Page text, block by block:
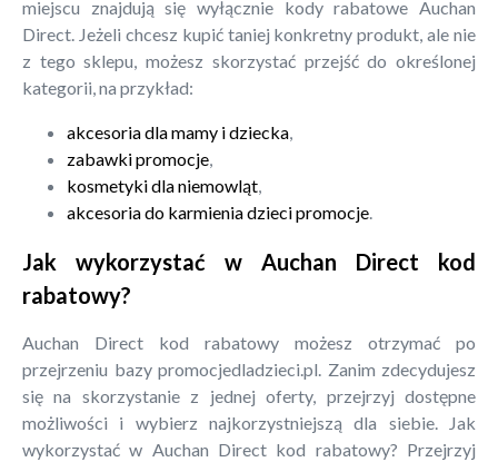
miejscu znajdują się wyłącznie kody rabatowe Auchan
Direct. Jeżeli chcesz kupić taniej konkretny produkt, ale nie
z tego sklepu, możesz skorzystać przejść do określonej
kategorii, na przykład:
akcesoria dla mamy i dziecka,
zabawki promocje,
kosmetyki dla niemowląt,
akcesoria do karmienia dzieci promocje.
Jak wykorzystać w Auchan Direct kod
rabatowy?
Auchan Direct kod rabatowy możesz otrzymać po
przejrzeniu bazy promocjedladzieci.pl. Zanim zdecydujesz
się na skorzystanie z jednej oferty, przejrzyj dostępne
możliwości i wybierz najkorzystniejszą dla siebie. Jak
wykorzystać w Auchan Direct kod rabatowy? Przejrzyj